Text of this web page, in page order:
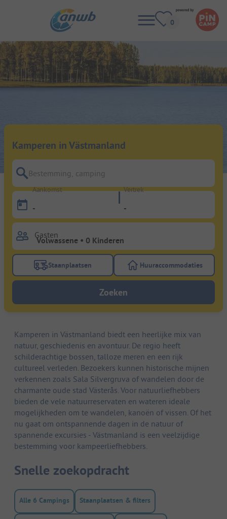
Kamperen in Västmanland
Bestemming, camping
Aankomst
-
Vertrek
-
Gasten
Gebruik de filterknop staanplaatsen om te zoeken
Staanplaatsen Gebruik de
Huuraccommodaties
Zoeken
Kamperen in Västmanland biedt een heerlijke mix van
natuur, geschiedenis en avontuur. De regio heeft
schilderachtige bossen, talloze meren en een rijk
cultureel verleden. Bezoekers kunnen historische mijnen
verkennen zoals Sala Silvergruva of wandelen door de
charmante oude stad Västerås. Voor natuurliefhebbers
bieden de vele natuurreservaten en wateren ideale
mogelijkheden om te wandelen, kanoën of vissen. Of het
nu gaat om ontspannende dagen in de natuur of
spannende excursies - Västmanland is een veelzijdige
bestemming voor kampeerliefhebbers.
Snelle zoekopdracht
Alle 6 Campings Staanplaatsen & filters